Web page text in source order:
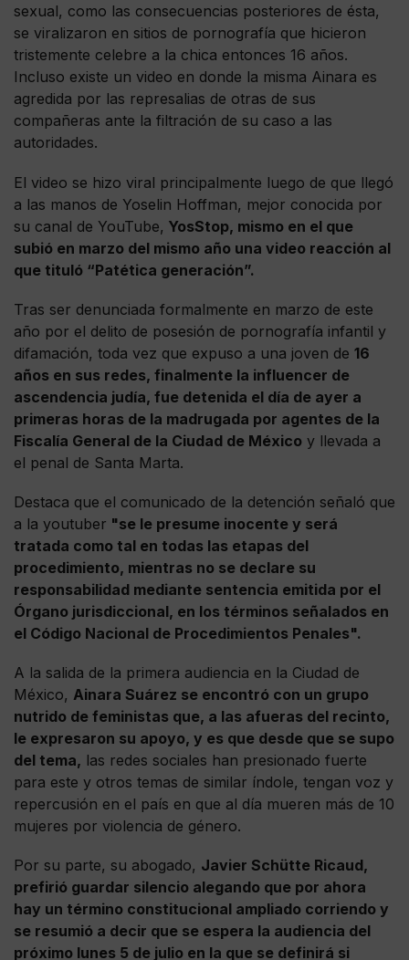
sexual, como las consecuencias posteriores de ésta,
se viralizaron en sitios de pornografía que hicieron
tristemente celebre a la chica entonces 16 años.
Incluso existe un video en donde la misma Ainara es
agredida por las represalias de otras de sus
compañeras ante la filtración de su caso a las
autoridades.
El video se hizo viral principalmente luego de que llegó
a las manos de Yoselin Hoffman, mejor conocida por
su canal de YouTube, YosStop, mismo en el que
subió en marzo del mismo año una video reacción al
que tituló “Patética generación”.
Tras ser denunciada formalmente en marzo de este
año por el delito de posesión de pornografía infantil y
difamación, toda vez que expuso a una joven de 16
años en sus redes, finalmente la influencer de
ascendencia judía, fue detenida el día de ayer a
primeras horas de la madrugada por agentes de la
Fiscalía General de la Ciudad de México y llevada a
el penal de Santa Marta.
Destaca que el comunicado de la detención señaló que
a la youtuber "se le presume inocente y será
tratada como tal en todas las etapas del
procedimiento, mientras no se declare su
responsabilidad mediante sentencia emitida por el
Órgano jurisdiccional, en los términos señalados en
el Código Nacional de Procedimientos Penales".
A la salida de la primera audiencia en la Ciudad de
México, Ainara Suárez se encontró con un grupo
nutrido de feministas que, a las afueras del recinto,
le expresaron su apoyo, y es que desde que se supo
del tema, las redes sociales han presionado fuerte
para este y otros temas de similar índole, tengan voz y
repercusión en el país en que al día mueren más de 10
mujeres por violencia de género.
Por su parte, su abogado, Javier Schütte Ricaud,
prefirió guardar silencio alegando que por ahora
hay un término constitucional ampliado corriendo y
se resumió a decir que se espera la audiencia del
próximo lunes 5 de julio en la que se definirá si